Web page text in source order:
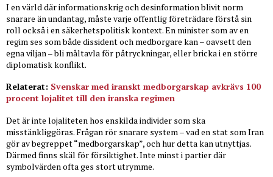
I en värld där informationskrig och desinformation blivit norm
snarare än undantag, måste varje offentlig företrädare förstå sin
roll också i en säkerhetspolitisk kontext. En minister som av en
regim ses som både dissident och medborgare kan – oavsett den
egna viljan – bli måltavla för påtryckningar, eller bricka i en större
diplomatisk konflikt.
Relaterat: Svenskar med iranskt medborgarskap avkrävs 100
procent lojalitet till den iranska regimen
Det är inte lojaliteten hos enskilda individer som ska
misstänkliggöras. Frågan rör snarare system – vad en stat som Iran
gör av begreppet “medborgarskap”, och hur detta kan utnyttjas.
Därmed finns skäl för försiktighet. Inte minst i partier där
symbolvärden ofta ges stort utrymme.